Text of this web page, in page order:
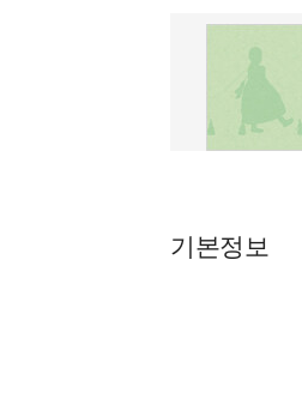
기본정보